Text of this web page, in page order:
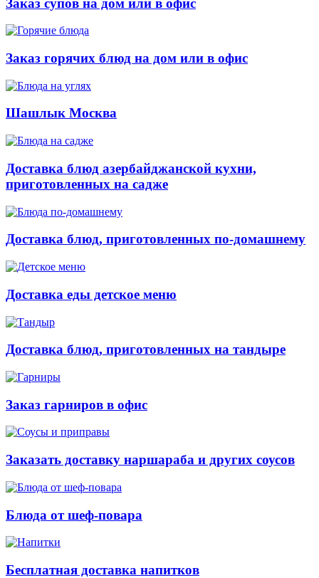
Заказ горячих блюд на дом или в офис
Шашлык Москва
Доставка блюд азербайджанской кухни,
приготовленных на садже
Доставка блюд, приготовленных по-домашнему
Доставка еды детское меню
Доставка блюд, приготовленных на тандыре
Заказ гарниров в офис
Заказать доставку наршараба и других соусов
Блюда от шеф-повара
Бесплатная доставка напитков